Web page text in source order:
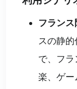
フラン
スの静
で、フ
楽、ゲー